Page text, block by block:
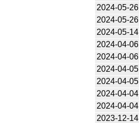
2024-05-26
2024-05-26
2024-05-14
2024-04-06
2024-04-06
2024-04-05
2024-04-05
2024-04-04
2024-04-04
2023-12-14